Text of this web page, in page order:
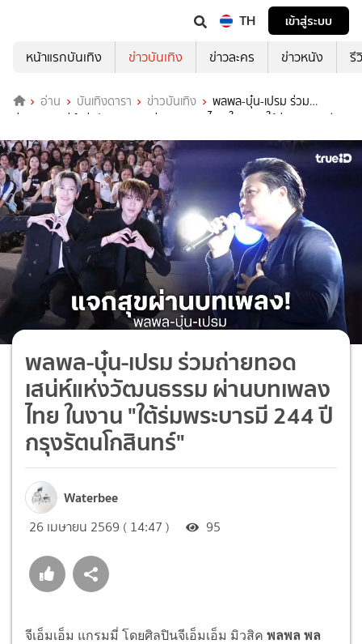
TH
เข้าสู่ระบบ
หน้าแรกบันเทิง
ข่าวบันเทิง ข่าวละคร ข่าวหนัง รี
อ่าน บันเทิงดารา ข่าวบันเทิง
พลพล-บุ๋น-เปรม ร่วม
ถ่ายทอดเสน่ห์แห่งวัฒนธรรม ผ่านบทเพลงไทย ในงาน "ใต้ร่มพระบารมี
พลพล-บุ๋น-เปรม ร่วมถ่ายทอด
เสน่ห์แห่งวัฒนธรรม ผ่านบทเพลง
ไทย ในงาน "ใต้ร่มพระบารมี 244 ปี
กรุงรัตนโกสินทร์"
Waterbee
26 เมษายน 2569 ( 14:47 ) 95
จีเอ็มเอ็ม แกรมมี่ โดยศิลปินจีเอ็มเอ็ม มิวสิค พลพล พล